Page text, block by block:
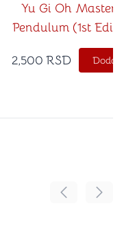
Yu Gi Oh Master
Pendulum (1st
2,500 RSD
Pomeranje